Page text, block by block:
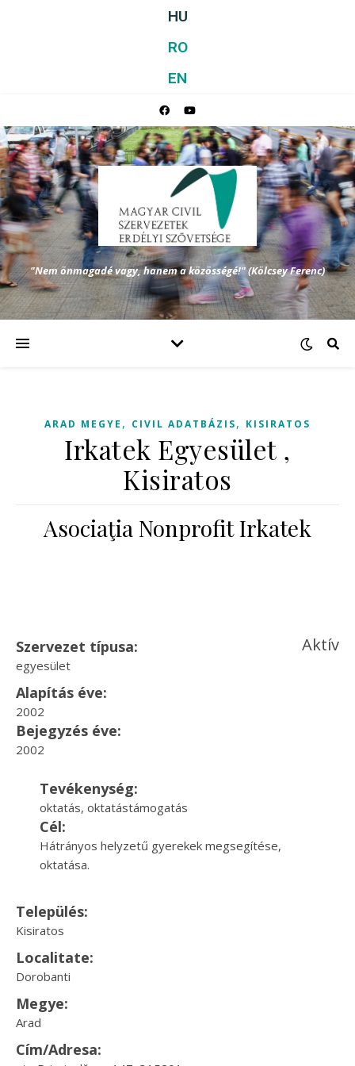
HU
RO
EN
"Nem önmagadé vagy, hanem a közösségé!" (Kölcsey Ferenc)
ARAD MEGYE , CIVIL ADATBÁZIS, KISIRATOS
Irkatek Egyesület ,
Kisiratos
Asociaţia Nonprofit Irkatek
Szervezet típusa:
egyesület
Aktív
Alapítás éve:
2002
Bejegyzés éve:
2002
Tevékenység:
oktatás, oktatástámogatás
Cél:
Hátrányos helyzetű gyerekek megsegítése,
oktatása.
Település:
Kisiratos
Localitate:
Dorobanti
Megye:
Arad
Cím/Adresa: